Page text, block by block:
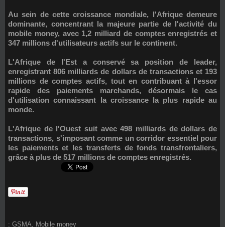
Au sein de cette croissance mondiale, l'Afrique demeure
dominante, concentrant la majeure partie de l'activité du
mobile money, avec 1,2 milliard de comptes enregistrés et
347 millions d'utilisateurs actifs sur le continent.
L'Afrique de l'Esta conservé sa position de leader,
enregistrant 806 milliards de dollars de transactions et 193
millions de comptes actifs, tout en contribuant à l'essor
rapide des paiements marchands, désormais le cas
d'utilisation connaissant la croissance la plus rapide au
monde.
L'Afrique de l'Ouest suit avec 498 milliards de dollars de
transactions, s'imposant comme un corridor essentiel pour
les paiements et les transferts de fonds transfrontaliers,
grâce à plus de 517 millions de comptes enregistrés.
: GSMA Mobile money